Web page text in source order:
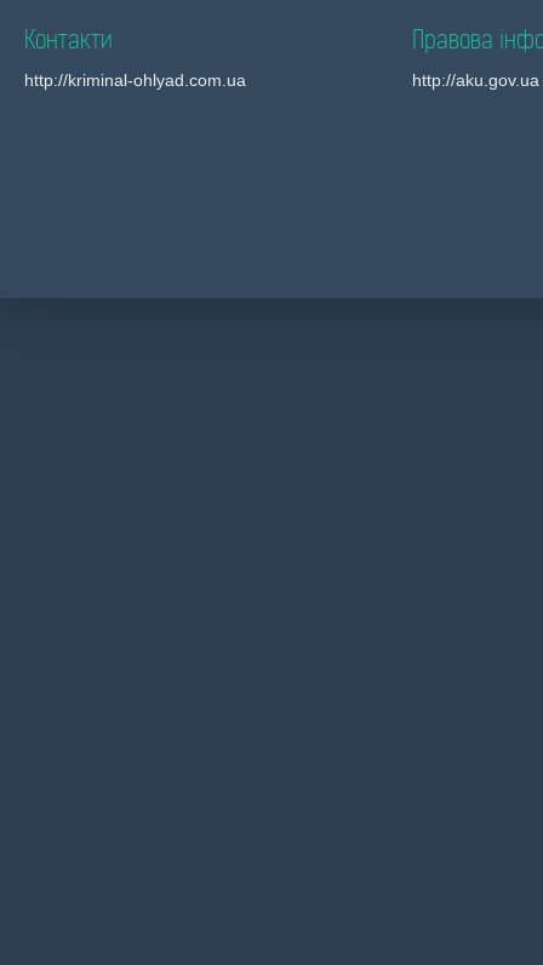
Контакти
http://kriminal-ohlyad.com.ua
Правова
http://aku.gov.ua